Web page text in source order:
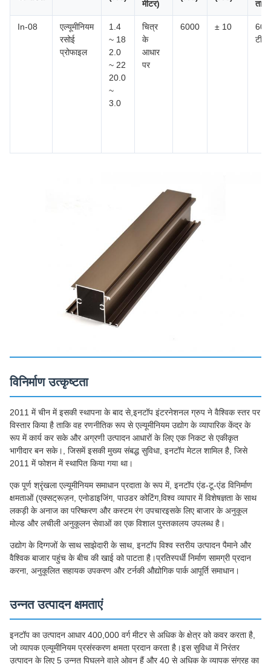
मीटर)
In-08
एल्यूमीनियम
रसोई
प्रोफाइल
1.4
~ 18
2.0
~ 22
20.0
~
3.0
चित्र
के
आधार
पर
6000 ± 10
टी5
विनिर्माण उत्कृष्टता
2011 में चीन में इसकी स्थापना के बाद से,इनटॉप इंटरनेशनल ग्रुप ने वैश्विक स्तर पर
विस्तार किया है ताकि वह रणनीतिक रूप से एल्यूमीनियम उद्योग के व्यापारिक केंद्र के
रूप में कार्य कर सके और अग्रणी उत्पादन आधारों के लिए एक निकट से एकीकृत
भागीदार बन सके।, जिसमें इसकी मुख्य संबद्ध सुविधा, इनटॉप मेटल शामिल है, जिसे
2011 में फोशन में स्थापित किया गया था।
एक पूर्ण श्रृंखला एल्यूमीनियम समाधान प्रदाता के रूप में, इनटॉप एंड-टू-एंड विनिर्माण
क्षमताओं (एक्सट्रूज़न, एनोडाइजिंग, पाउडर कोटिंग,विश्व व्यापार में विशेषज्ञता के साथ
लकड़ी के अनाज का परिष्करण और कस्टम रंग उपचारइसके लिए बाजार के अनुकूल
मोल्ड और लचीली अनुकूलन सेवाओं का एक विशाल पुस्तकालय उपलब्ध है।
उद्योग के दिग्गजों के साथ साझेदारी के साथ, इनटॉप विश्व स्तरीय उत्पादन पैमाने और
वैश्विक बाजार पहुंच के बीच की खाई को पाटता है।प्रतिस्पर्धी निर्माण सामग्री प्रदान
करना, अनुकूलित सहायक उपकरण और टर्नकी औद्योगिक पार्क आपूर्ति समाधान।
उन्नत उत्पादन क्षमताएं
इनटॉप का उत्पादन आधार 400,000 वर्ग मीटर से अधिक के क्षेत्र को कवर करता है,
जो व्यापक एल्यूमीनियम प्रसंस्करण क्षमता प्रदान करता है।इस सुविधा में निरंतर
उत्पादन के लिए 5 उन्नत पिघलने वाले ओवन हैं और 40 से अधिक के व्यापक संग्रह का